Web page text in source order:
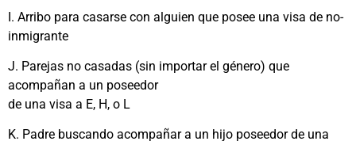
I. Arribo para casarse con alguien que posee una visa de no-
inmigrante
J. Parejas no casadas (sin importar el género) que
acompañan a un poseedor
de una visa a E, H, o L
K. Padre buscando acompañar a un hijo poseedor de una